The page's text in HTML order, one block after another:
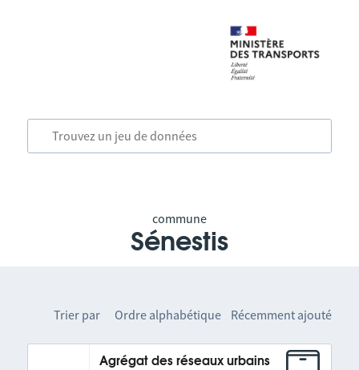
commune
Sénestis
Trier par Ordre alphabétique Récemment ajouté
Agrégat des réseaux urbains